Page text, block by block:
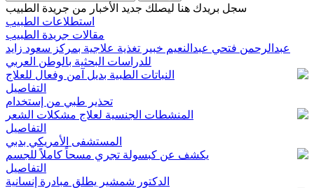
سجل بريدك هنا ليصلك جديد الأخبار من جريدة الطبيب
استطلاعات الطبيب
مقالات جريدة الطبيب
عبدالرحمن فتحي عبدالنعيم خبير تغذية علاجية بمركز سعود زايد
للدراسات البحثية بالوطن العربي
النباتات الطبية بديل آمن وفعال للعلاج
التفاصيل
تحذير طبي من إستخدام
المنشطات الجنسية لعلاج مشكلات الشعر
التفاصيل
المستشفى الأمريكي بدبي
يكشف عن كبسولة تجري مسحاً كاملاً للجسم
التفاصيل
الدكتور شمشير يطلق مبادرة إنسانية